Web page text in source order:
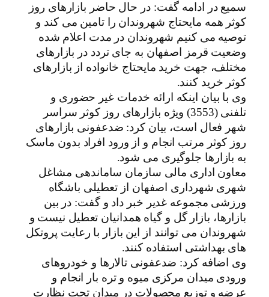
سمیع در ادامه گفت: در حال حاضر بازارهای روز
کوثر همه مایحتاج شهروندان را تامین می کند و
توصیه می کنیم شهروندان در مدت اعلام شده
وضعیت قرمز اصفهان به جای تردد در بازارهای
مختلف، جهت خرید مایحتاج خانواده از بازارهای
کوثر خرید کنند.
وی با بیان اینکه ارائه خدمات غیر حضوری و
تلفنی (3553) ویژه بازارهای روز کوثر سراسر
شهر فعال است، بیان کرد: ضدعفونی بازارهای
روز کوثر مرتب انجام و از ورود افراد بدون ماسک
به بازارها جلوگیری می شود.
معاون اداری مالی سازمان ساماندهی مشاغل
شهری شهرداری اصفهان از تعطیلی باشگاه
ورزشی مجموعه غدیر خبر داد و گفت: در بین
بازارها، بازار گل و گیاه همدانیان تعطیل نیست و
شهروندان می توانند از این بازار با رعایت پروتکل
های بهداشتی استفاده کنند.
وی اضافه کرد: ضدعفونی تالارها و خودروهای
ورودی میدان مرکزی میوه و تره بار انجام و
عرضه و توزیع محصولات در میدان تحت نظارت